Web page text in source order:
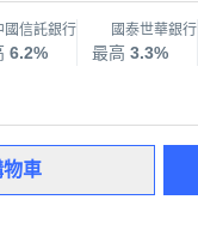
國信託銀行
6.2%
國泰世華銀行
最高 3.3%
車